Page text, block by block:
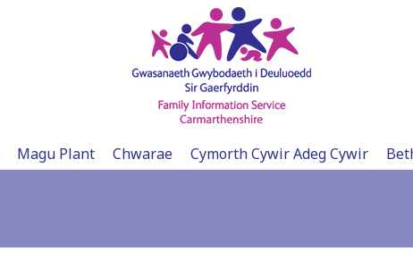
Magu Plant Chwarae Cymorth Cywir Adeg Cywir